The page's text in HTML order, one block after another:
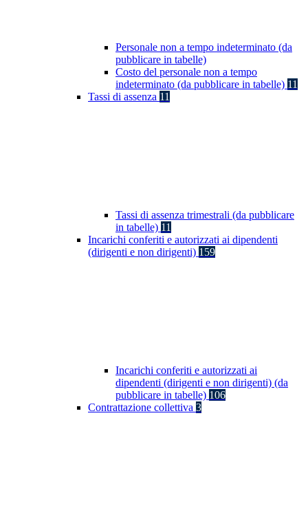
Personale non a tempo indeterminato (da
pubblicare in tabelle)
Costo del personale non a tempo
indeterminato (da pubblicare in tabelle) 11
Tassi di assenza 11
Tassi di assenza trimestrali (da pubblicare
in tabelle) 11
Incarichi conferiti e autorizzati ai dipendenti
(dirigenti e non dirigenti) 159
Incarichi conferiti e autorizzati ai
dipendenti (dirigenti e non dirigenti) (da
pubblicare in tabelle) 106
Contrattazione collettiva 3